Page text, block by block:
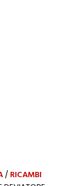
/ RICAMBI